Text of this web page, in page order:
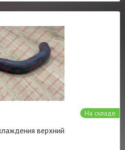
На складе
верхний